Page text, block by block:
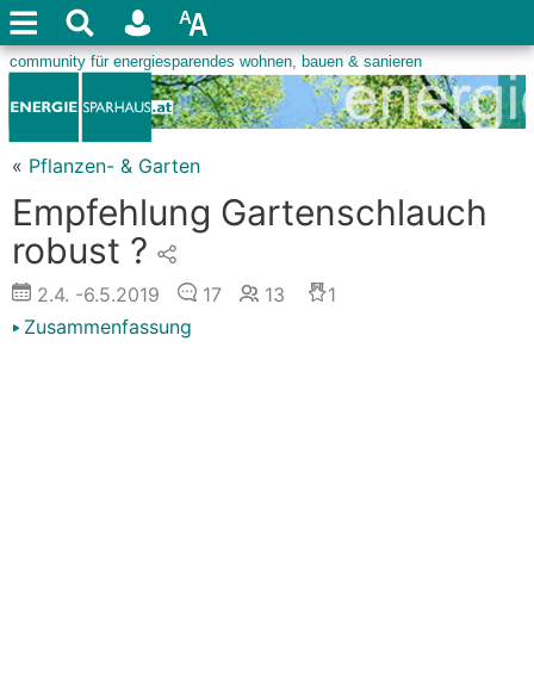
« Pflanzen- & Garten
Empfehlung Gartenschlauch
robust ?
2.4. -6.5.2019 17 13
1
Zusammenfassung